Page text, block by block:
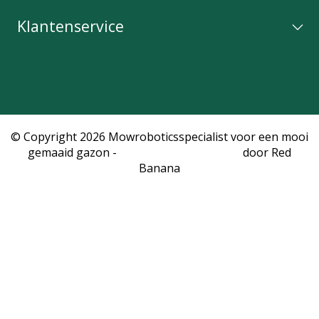
Klantenservice
© Copyright 2026 Mowroboticsspecialist voor een mooi
gemaaid gazon -
door Red
Banana